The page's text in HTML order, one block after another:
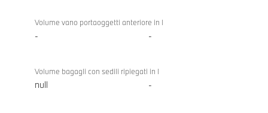
Volume vano portaoggetti anteriore in l
- -
Volume bagagli con sedili ripiegati in l
null -